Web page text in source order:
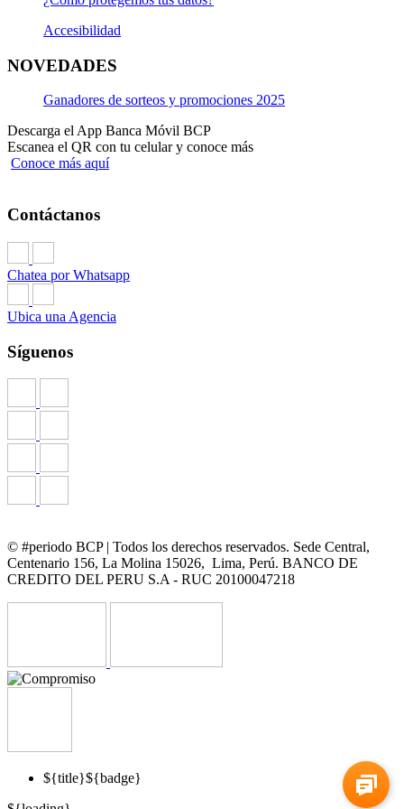
Accesibilidad
NOVEDADES
Ganadores de sorteos y promociones 2025
Descarga el App Banca Móvil BCP
Escanea el QR con tu celular y conoce más
Conoce más aquí
Contáctanos
Chatea por Whatsapp
Ubica una Agencia
Síguenos
© #periodo BCP | Todos los derechos reservados. Sede Central,
Centenario 156, La Molina 15026, Lima, Perú. BANCO DE
CREDITO DEL PERU S.A - RUC 20100047218
${title}${badge}